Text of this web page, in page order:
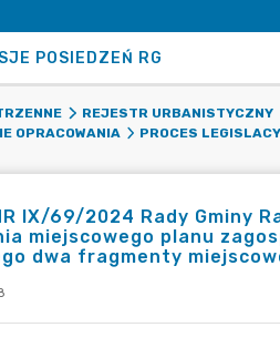
POSIEDZEŃ RG
REJESTR URBANISTYCZNY
OPRACOWANIA
PROCES
IX/69/2024 Rady Gminy
miejscowego planu
dwa fragmenty